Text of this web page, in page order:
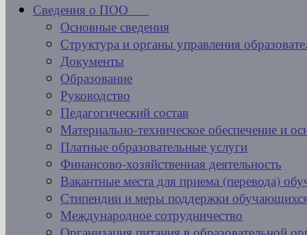
Сведения о ПОО
Основные сведения
Структура и органы управления
Документы
Образование
Руководство
Педагогический состав
Материально-техническое обеспечение и
Платные образовательные услуги
Финансово-хозяйственная деятельность
Вакантные места для приема (перевода)
Стипендии и меры поддержки
Международное сотрудничество